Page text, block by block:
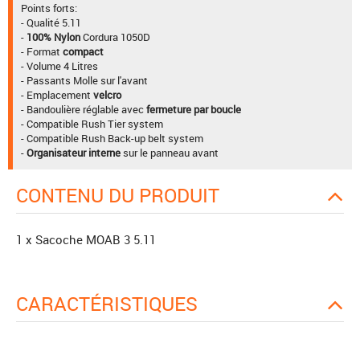
Points forts:
- Qualité 5.11
- 100% NylonCordura 1050D
- Format compact
- Volume 4 Litres
- Passants Molle sur l'avant
- Emplacement velcro
- Bandoulière réglable avecfermeture par boucle
- Compatible Rush Tier system
- Compatible Rush Back-up belt system
-Organisateur internesur le panneau avant
CONTENU DU PRODUIT
1 x Sacoche MOAB 3 5.11
CARACTÉRISTIQUES